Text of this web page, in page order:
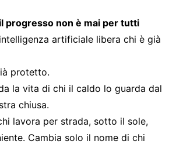
progresso non è mai per tutti
artificiale libera chi è già
protetto.
la vita di chi il caldo lo guarda dal
chiusa.
lavora per strada, sotto il sole,
Cambia solo il nome di chi